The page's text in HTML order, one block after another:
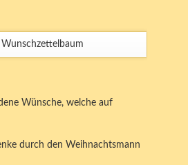
Wünsche, welche auf
durch den Weihnachtsmann